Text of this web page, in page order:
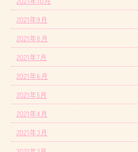
2021年9月
2021年8月
2021年7月
2021年6月
2021年5月
2021年4月
2021年3月